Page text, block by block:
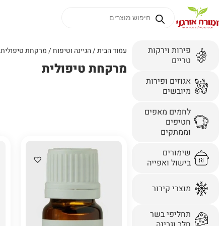
פירות וירקות
טריים
אגוזים ופירות
מיובשים
לחמים מאפים
חטיפים
וממתקים
שימורים
בישול ואפייה
מוצרי קירור
תחליפי בשר
עמוד הבית/הגיינה וטיפוח/ מרקחת טיפולית
מרקחת טיפולית